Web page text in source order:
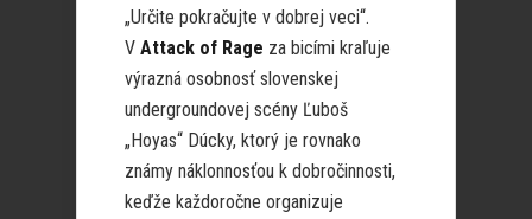
„Určite pokračujte v dobrej veci“.
V Attack of Rage za bicími kraľuje
výrazná osobnosť slovenskej
undergroundovej scény Ľuboš
„Hoyas“ Dúcky, ktorý je rovnako
známy náklonnosťou k dobročinnosti,
keďže každoročne organizuje